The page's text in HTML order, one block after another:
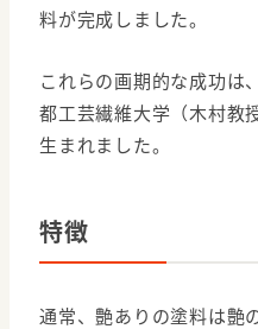
料が完成しました。
これらの画期的な成功は
都工芸繊維大学（木村教
生まれました。
特徴
通常、艶ありの塗料は艶